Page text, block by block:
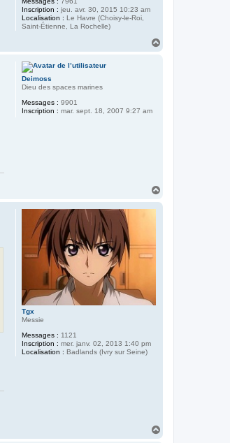
Inscription : jeu. avr. 30, 2015 10:23 am
Localisation : Le Havre (Choisy-le-Roi,
Saint-Étienne, La Rochelle)
Deimoss
Dieu des spaces marines
Messages : 9901
Inscription : mar. sept. 18, 2007 9:27 am
Tgx
Messie
Messages : 1121
Inscription : mer. janv. 02, 2013 1:40 pm
Localisation : Badlands (Ivry sur Seine)